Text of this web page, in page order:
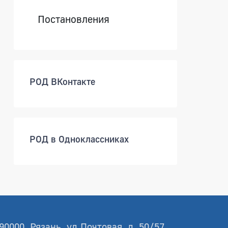
Постановления
РОД ВКонтакте
РОД в Одноклассниках